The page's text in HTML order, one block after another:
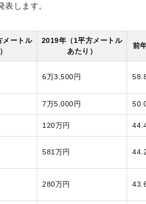
します。
メートル
2019年（1平方メートル
あたり）
前
6万3,500円
7万5,000円
120万円
581万円
280万円